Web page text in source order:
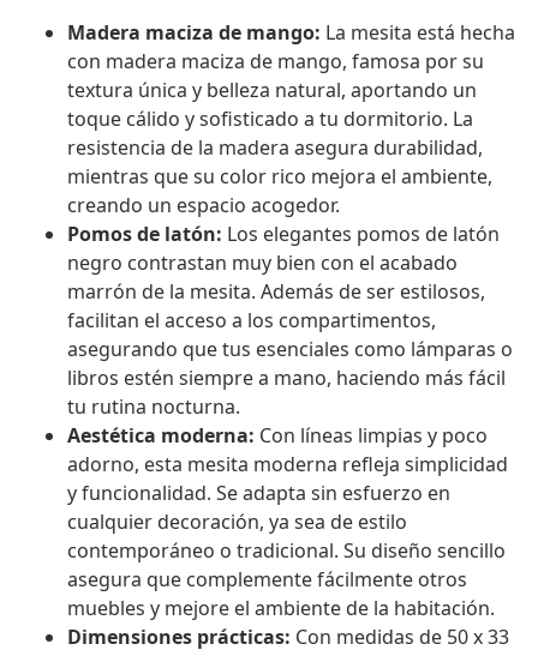
Madera maciza de mango: La mesita está hecha
con madera maciza de mango, famosa por su
textura única y belleza natural, aportando un
toque cálido y sofisticado a tu dormitorio. La
resistencia de la madera asegura durabilidad,
mientras que su color rico mejora el ambiente,
creando un espacio acogedor.
Pomos de latón: Los elegantes pomos de latón
negro contrastan muy bien con el acabado
marrón de la mesita. Además de ser estilosos,
facilitan el acceso a los compartimentos,
asegurando que tus esenciales como lámparas o
libros estén siempre a mano, haciendo más fácil
tu rutina nocturna.
Aestética moderna: Con líneas limpias y poco
adorno, esta mesita moderna refleja simplicidad
y funcionalidad. Se adapta sin esfuerzo en
cualquier decoración, ya sea de estilo
contemporáneo o tradicional. Su diseño sencillo
asegura que complemente fácilmente otros
muebles y mejore el ambiente de la habitación.
Dimensiones prácticas: Con medidas de 50 x 33